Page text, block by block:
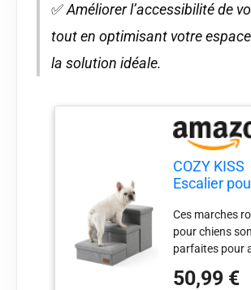
✅Améliorer l’accessibilité de
tout en optimisant votre
la solution idéale.
COZY KISS
Escalier
Pédale
pour
Compagnie
Couvercle
Ces marches
pour chiens
parfaites pour
facilement les
50,99 €